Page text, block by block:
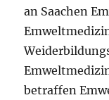
an Saachen
betraffen